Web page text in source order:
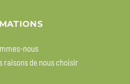
nous
raisons de nous choisir